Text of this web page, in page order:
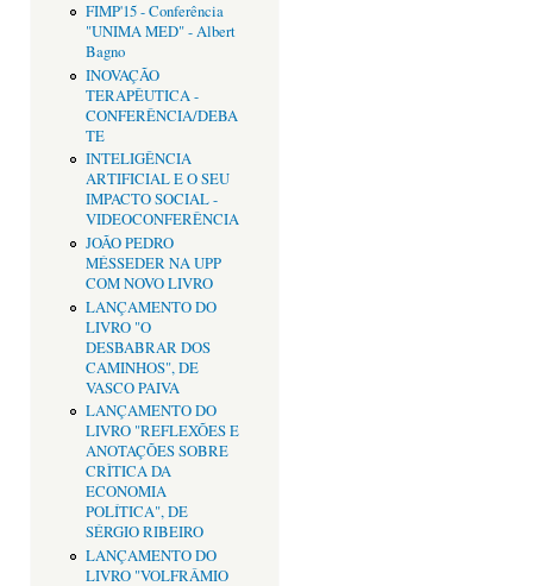
FIMP'15 - Conferência
"UNIMA MED" - Albert
Bagno
INOVAÇÃO
TERAPÊUTICA -
CONFERÊNCIA/DEBA
TE
INTELIGÊNCIA
ARTIFICIAL E O SEU
IMPACTO SOCIAL -
VIDEOCONFERÊNCIA
JOÃO PEDRO
MÉSSEDER NA UPP
COM NOVO LIVRO
LANÇAMENTO DO
LIVRO "O
DESBABRAR DOS
CAMINHOS", DE
VASCO PAIVA
LANÇAMENTO DO
LIVRO "REFLEXÕES E
ANOTAÇÕES SOBRE
CRÌTICA DA
ECONOMIA
POLÍTICA", DE
SÉRGIO RIBEIRO
LANÇAMENTO DO
LIVRO "VOLFRÂMIO